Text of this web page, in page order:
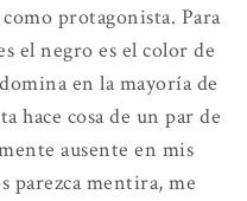
protagonista. Para
el negro es el color de
en la mayoría de
hace cosa de un par de
ausente en mis
parezca mentira, me